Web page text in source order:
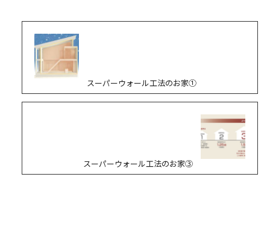
スーパーウォール工法のお家①
スーパーウォール工法のお家③